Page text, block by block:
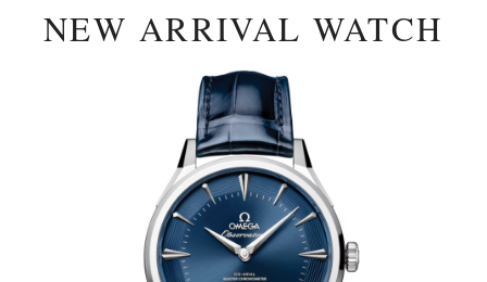
NEW ARRIVAL WATCH